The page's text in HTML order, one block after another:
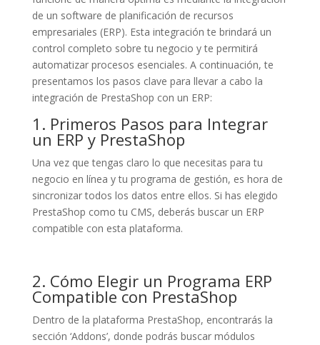
de un software de planificación de recursos
empresariales (ERP). Esta integración te brindará un
control completo sobre tu negocio y te permitirá
automatizar procesos esenciales. A continuación, te
presentamos los pasos clave para llevar a cabo la
integración de PrestaShop con un ERP:
1. Primeros Pasos para Integrar
un ERP y PrestaShop
Una vez que tengas claro lo que necesitas para tu
negocio en línea y tu programa de gestión, es hora de
sincronizar todos los datos entre ellos. Si has elegido
PrestaShop como tu CMS, deberás buscar un ERP
compatible con esta plataforma.
2. Cómo Elegir un Programa ERP
Compatible con PrestaShop
Dentro de la plataforma PrestaShop, encontrarás la
sección ‘Addons’, donde podrás buscar módulos